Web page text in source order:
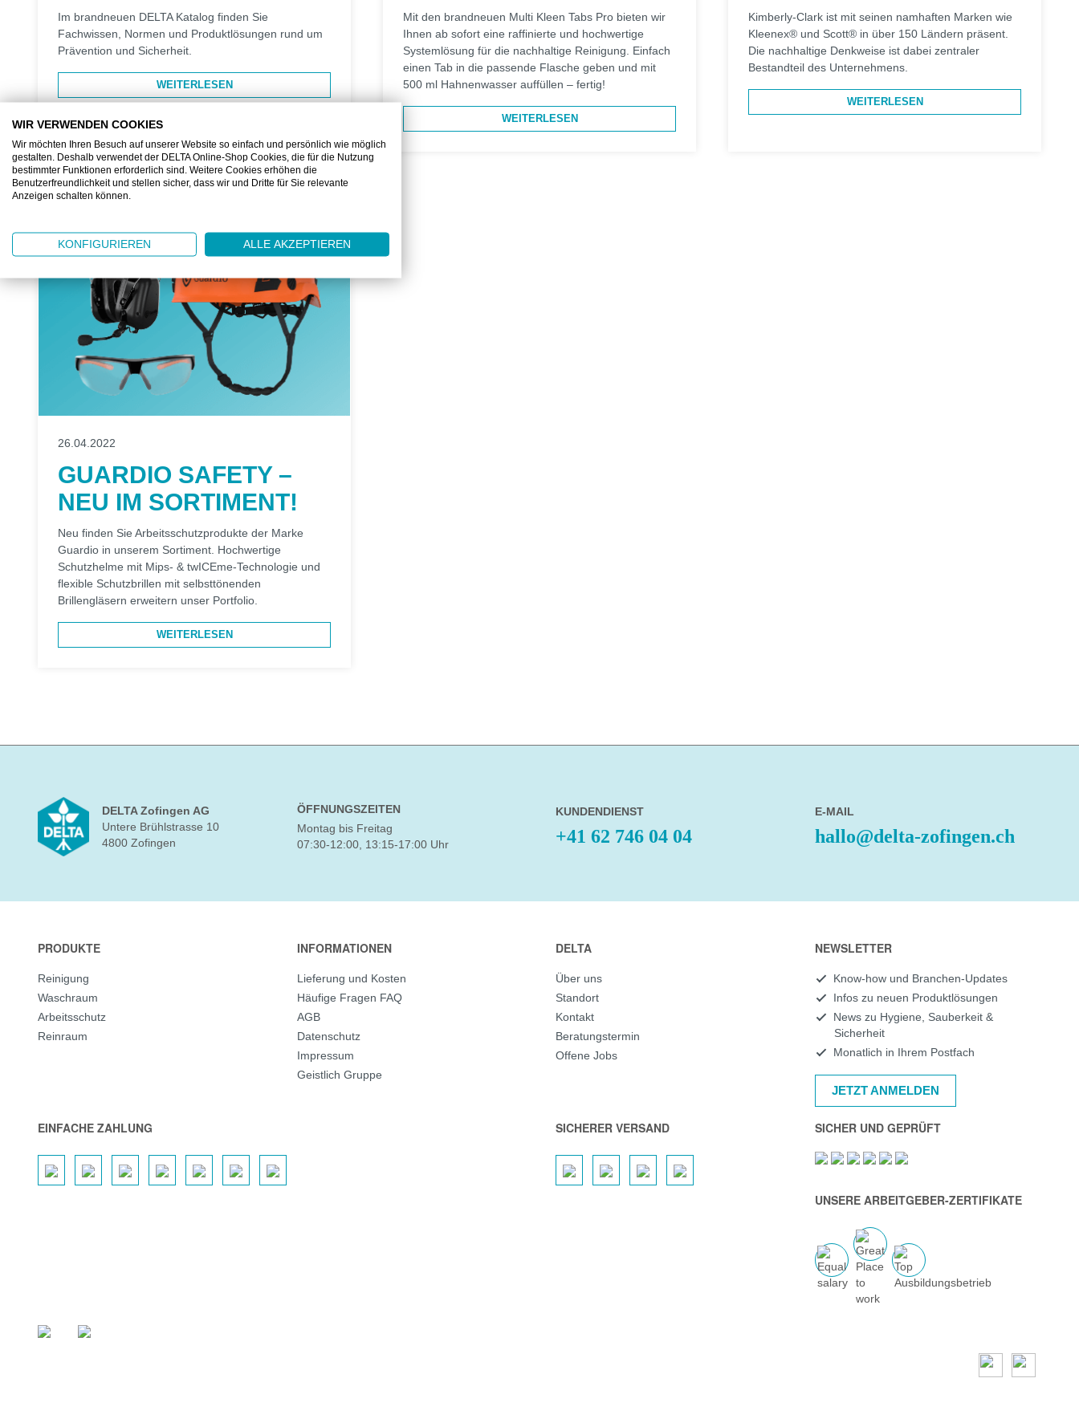
Im brandneuen DELTA Katalog finden Sie
Fachwissen, Normen und Produktlösungen rund um
Prävention und Sicherheit.
WEITERLESEN
Mit den brandneuen Multi Kleen Tabs Pro bieten wir
Ihnen ab sofort eine raffinierte und hochwertige
Systemlösung für die nachhaltige Reinigung. Einfach
einen Tab in die passende Flasche geben und mit
500 ml Hahnenwasser auffüllen – fertig!
WEITERLESEN
Kimberly-Clark ist mit seinen namhaften Marken wie
Kleenex® und Scott® in über 150 Ländern präsent.
Die nachhaltige Denkweise ist dabei zentraler
Bestandteil des Unternehmens.
WEITERLESEN
26.04.2022
GUARDIO SAFETY –
NEU IM SORTIMENT!
Neu finden Sie Arbeitsschutzprodukte der Marke
Guardio in unserem Sortiment. Hochwertige
Schutzhelme mit Mips- & twICEme-Technologie und
flexible Schutzbrillen mit selbsttönenden
Brillengläsern erweitern unser Portfolio.
WEITERLESEN
DELTA Zofingen AG
Untere Brühlstrasse 10
4800 Zofingen
ÖFFNUNGSZEITEN
Montag bis Freitag
07:30-12:00, 13:15-17:00 Uhr
KUNDENDIENST
+41 62 746 04 04
E-MAIL
hallo@delta-zofingen.ch
PRODUKTE
Reinigung
Waschraum
Arbeitsschutz
Reinraum
INFORMATIONEN
Lieferung und Kosten
Häufige Fragen FAQ
AGB
Datenschutz
Impressum
Geistlich Gruppe
DELTA
Über uns
Standort
Kontakt
Beratungstermin
Offene Jobs
NEWSLETTER
Know-how und Branchen-Updates
Infos zu neuen Produktlösungen
News zu Hygiene, Sauberkeit &
Sicherheit
Monatlich in Ihrem Postfach
JETZT ANMELDEN
EINFACHE ZAHLUNG SICHERER VERSAND SICHER UND GEPRÜFT
UNSERE ARBEITGEBER-ZERTIFIKATE
WIR VERWENDEN COOKIES
Wir möchten Ihren Besuch auf unserer Website so einfach und persönlich wie möglich
gestalten. Deshalb verwendet der DELTA Online-Shop Cookies, die für die Nutzung
bestimmter Funktionen erforderlich sind. Weitere Cookies erhöhen die
Benutzerfreundlichkeit und stellen sicher, dass wir und Dritte für Sie relevante
Anzeigen schalten können.
KONFIGURIEREN ALLE AKZEPTIEREN